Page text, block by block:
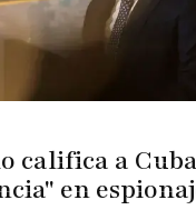
califica a
en